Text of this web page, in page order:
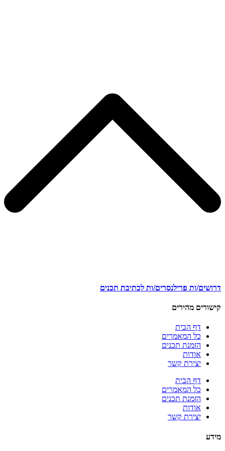
דרושים/ות פרילנסרים/ות לכתיבת תכנים
קישורים מהירים
דף הבית
כל המאמרים
הזמנת תכנים
אודות
יצירת קשר
דף הבית
כל המאמרים
הזמנת תכנים
אודות
יצירת קשר
מידע